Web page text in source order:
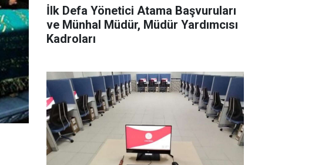
İlk Defa Yönetici Atama Başvuruları
ve Münhal Müdür, Müdür Yardımcısı
Kadroları